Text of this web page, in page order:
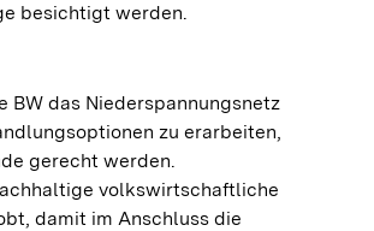
besichtigt werden.
BW das Niederspannungsnetz
zu erarbeiten,
gerecht werden.
volkswirtschaftliche
damit im Anschluss die